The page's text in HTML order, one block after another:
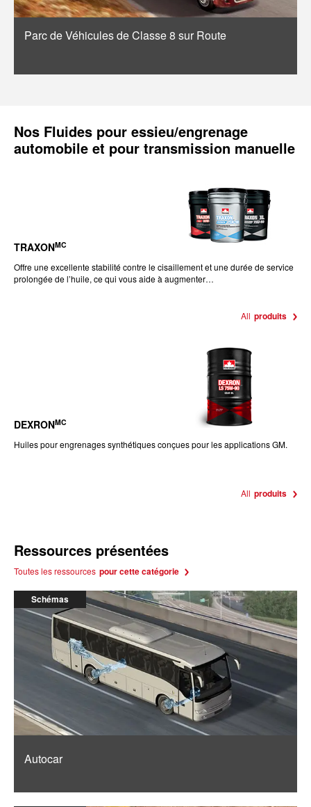
Parc de Véhicules de Classe 8 sur Route
Nos Fluides pour essieu/engrenage
automobile et pour transmission manuelle
TRAXONMC
Offre une excellente stabilité contre le cisaillement et une durée de service
prolongée de l’huile, ce qui vous aide à augmenter…
All produits
DEXRONMC
Huiles pour engrenages synthétiques conçues pour les applications GM.
All produits
Ressources présentées
Toutes les ressources pour cette catégorie
Schémas
Autocar